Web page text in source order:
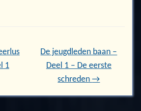
1
De jeugdleden baan –
Deel 1 – De eerste
schreden→